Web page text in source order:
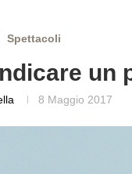
Spettacoli
un
8 Maggio 2017